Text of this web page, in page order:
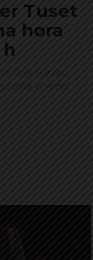
Tuset
hora
Sant Gervasi,
amb el veïnat